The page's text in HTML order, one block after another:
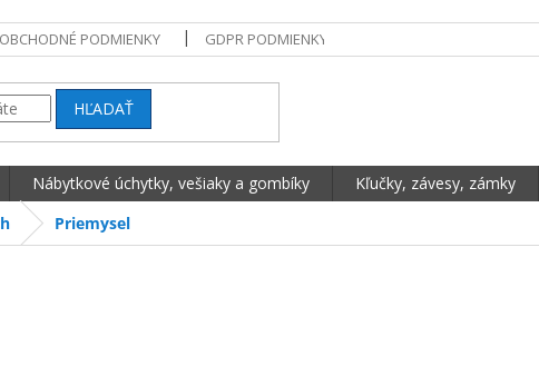
OBCHODNÉ PODMIENKY GDPR PODMIENKY OCHRANY OSOBNÝCH ÚDAJOV
HĽADAŤ
Nábytkové úchytky, vešiaky a gombíky Kľučky, závesy, zámky
Priemysel